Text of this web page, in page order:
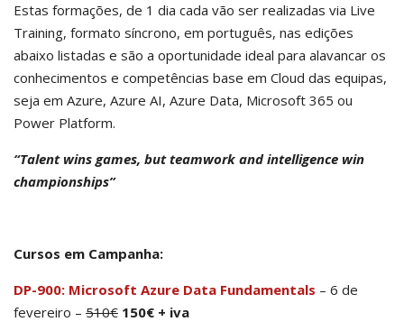
Estas formações, de 1 dia cada vão ser realizadas via Live
Training, formato síncrono, em português, nas edições
abaixo listadas e são a oportunidade ideal para alavancar os
conhecimentos e competências base em Cloud das equipas,
seja em Azure, Azure AI, Azure Data, Microsoft 365 ou
Power Platform.
“Talent wins games, but teamwork and intelligence win
championships”
Cursos em Campanha:
DP-900: Microsoft Azure Data Fundamentals – 6 de
fevereiro – 510€ 150€ + iva